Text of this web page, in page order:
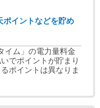
ポイントなどを貯め
イム」の電力量料金
でポイントが貯まり
ポイントは異なりま